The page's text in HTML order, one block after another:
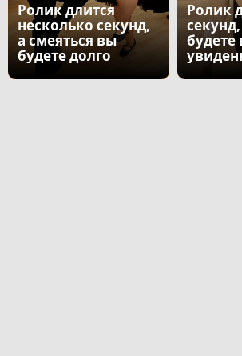
Ролик длится
несколько секунд,
а смеяться вы
будете долго
Ролик
будете